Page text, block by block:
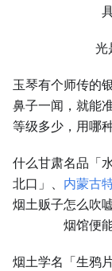
光
玉琴有个师传的
鼻子一闻，就能
等级多少，用哪
什么甘肃名品「
北口」、 内蒙古
烟土贩子怎么吹
烟馆便
烟土学名「生鸦